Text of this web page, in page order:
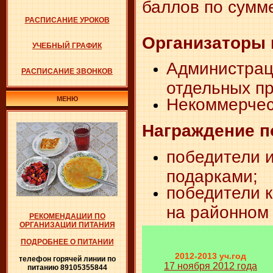
РАСПИСАНИЕ УРОКОВ
УЧЕБНЫЙ ГРАФИК
РАСПИСАНИЕ ЗВОНКОВ
МЕНЮ
РЕКОМЕНДАЦИИ ПО
ОРГАНИЗАЦИИ ПИТАНИЯ
ПОДРОБНЕЕ О ПИТАНИИ
телефон горячей линии по
питанию 89105355844
баллов по
Организаторы
отдельных
Награждение
победители
подарками;
победители
на районном
2012-2013 уч.год
17 ноября 2012 года